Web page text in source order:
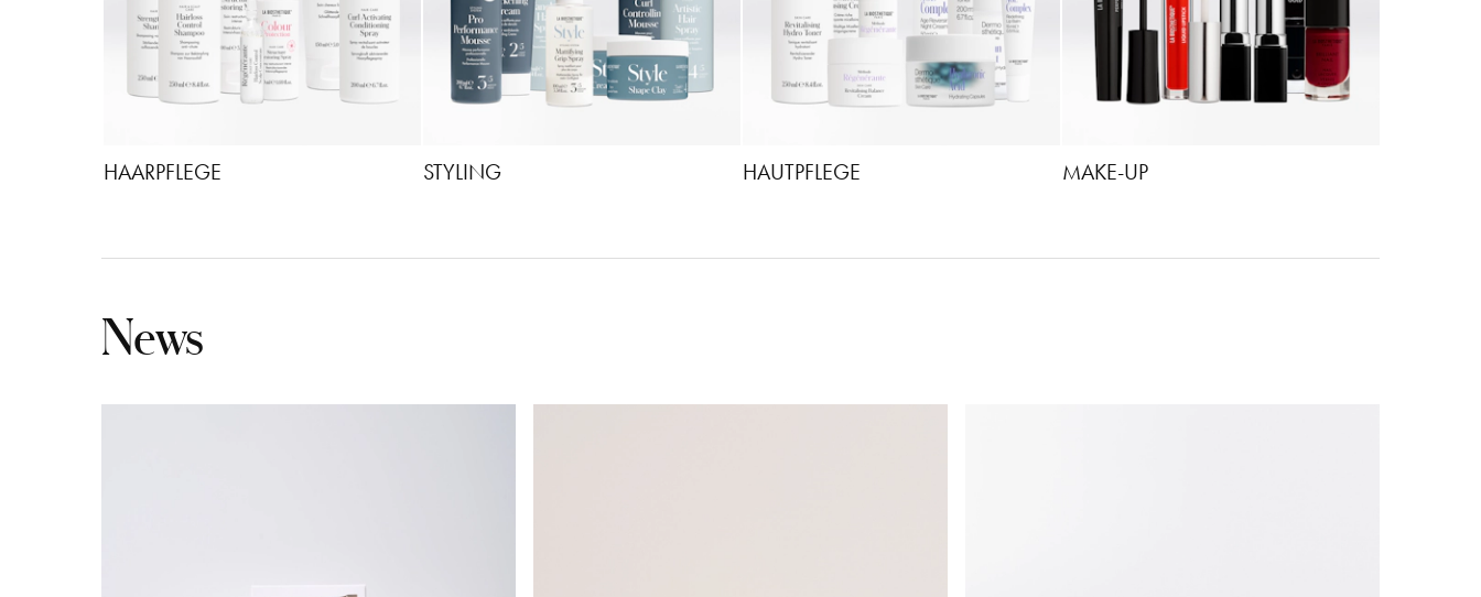
HAARPFLEGE STYLING HAUTPFLEGE MAKE-UP
News